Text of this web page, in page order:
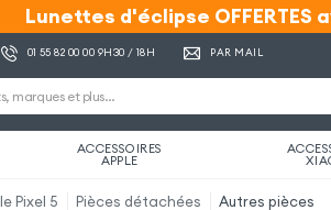
Lunettes d'éclipse OFFERTES
Lunettes d'éclipse OFFERTES
01 55 82 00 00 9H30 / 18H PAR MAIL
ACCESSOIRES
APPLE
Pixel 5 Pièces détachées Autres pièces